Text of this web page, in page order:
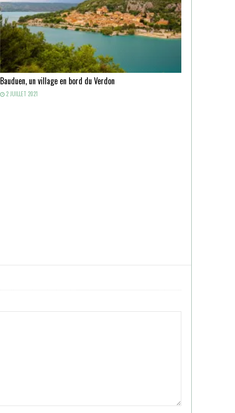
Bauduen, un village en bord du Verdon
2 JUILLET 2021